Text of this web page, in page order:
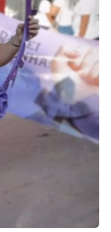
CUTUCAR
agosto de 2026